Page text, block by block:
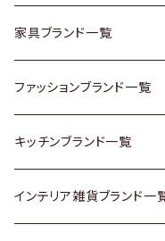
チェスト
その他家具
Vintageヴィンテージ /
Designers / デザイナー
靴
スカーフ
腕時計
Vintage / ヴィンテージ
Vintage / ヴィンテージ
銀製品
和物 / 作家物
その他キッチン雑貨
その他楽器
家具ブランド一覧
ACME Furniture / アクメ
ACTUS / アクタス
arflex / アルフレックス
ファッションブランド一覧
agnes b / アニエス ベー
BALLY / バリー
キッチンブランド一覧
ARABIA / アラビア
インテリア雑貨ブランド一